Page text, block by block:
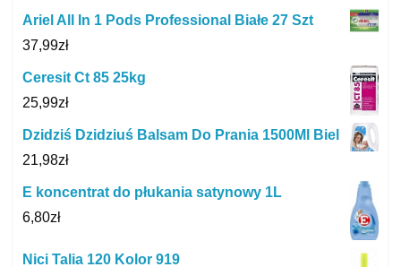
Ariel All In 1 Pods Professional Białe 27 Szt
37,99zł
Ceresit Ct 85 25kg
25,99zł
Dzidziś Dzidziuś Balsam Do Prania 1500Ml Biel
21,98zł
E koncentrat do płukania satynowy 1L
6,80zł
Nici Talia 120 Kolor 919